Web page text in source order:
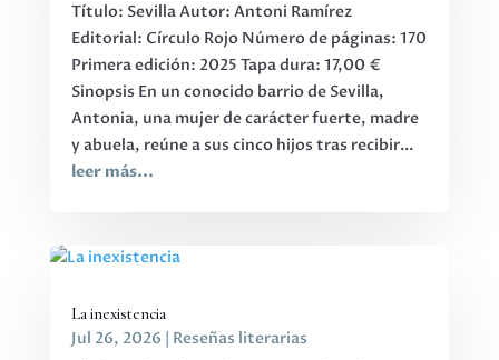
Título: Sevilla Autor: Antoni Ramírez
Editorial: Círculo Rojo Número de páginas: 170
Primera edición: 2025 Tapa dura: 17,00 €
Sinopsis En un conocido barrio de Sevilla,
Antonia, una mujer de carácter fuerte, madre
y abuela, reúne a sus cinco hijos tras recibir...
leer más...
La inexistencia
Jul 26, 2026
Reseñas literarias